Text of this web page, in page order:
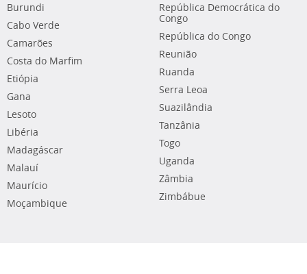
Burundi
Cabo Verde
Camarões
Costa do Marfim
Etiópia
Gana
Lesoto
Libéria
Madagáscar
Malauí
Maurício
Moçambique
República Democrática do
Congo
República do Congo
Reunião
Ruanda
Serra Leoa
Suazilândia
Tanzânia
Togo
Uganda
Zâmbia
Zimbábue